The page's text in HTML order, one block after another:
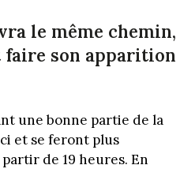
le même chemin,
faire son apparition
une bonne partie de la
et se feront plus
de 19 heures. En